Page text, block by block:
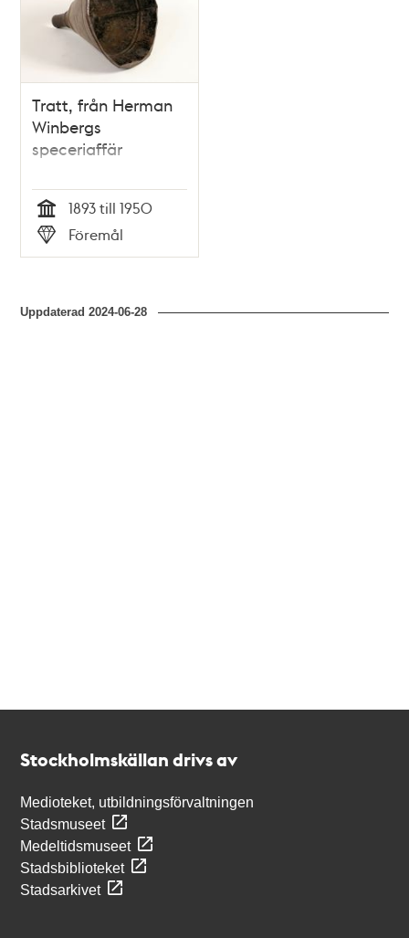
Tratt, från Herman
Winbergs
speceriaffär
Tid
1893 till 1950
Typ
Föremål
Uppdaterad2024-06-28
Stockholmskällan drivs av
Medioteket, utbildningsförvaltningen
Stadsmuseet
Medeltidsmuseet
Stadsbiblioteket
Stadsarkivet